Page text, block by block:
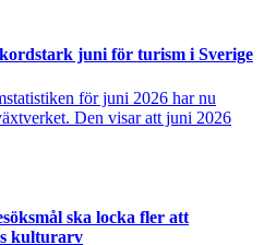
juni för turism i Sverige
för juni 2026 har nu
Den visar att juni 2026
ska locka fler att
kulturarv